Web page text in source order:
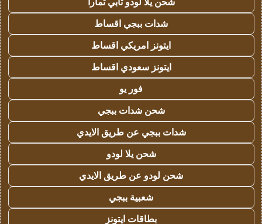
شدات ببجي اقساط
ايتونز امريكي اقساط
ايتونز سعودي اقساط
فور يو
شحن شدات ببجي
شدات ببجي عن طريق الايدي
شحن يلا لودو
شحن لودو عن طريق الايدي
شعبية ببجي
بطاقات ايتونز